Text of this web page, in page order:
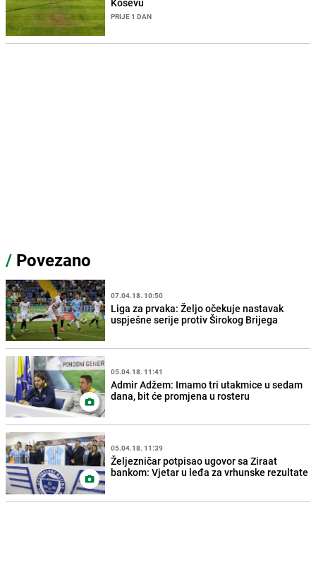
PRIJE 1 DAN
/ Povezano
07.04.18. 10:50
Liga za prvaka: Željo očekuje nastavak
uspješne serije protiv Širokog Brijega
05.04.18. 11:41
Admir Adžem: Imamo tri utakmice u sedam
dana, bit će promjena u rosteru
05.04.18. 11:39
Željezničar potpisao ugovor sa Ziraat
bankom: Vjetar u leđa za vrhunske rezultate